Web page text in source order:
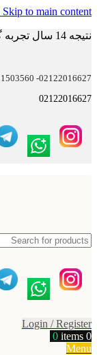
Skip to main content
نتیجه 14 سال تجربه گروه دارکوب رو باهاتون به اشتراک میذاریم...
02122016627- 09121503560
02122016627
Login / Register
0
items
0
Menu